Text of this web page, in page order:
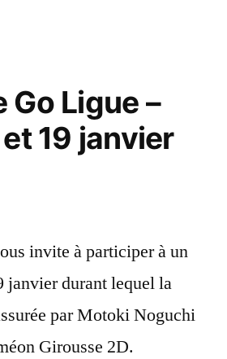
Go Ligue –
et 19 janvier
invite à participer à un
janvier durant lequel la
par Motoki Noguchi
Girousse 2D.